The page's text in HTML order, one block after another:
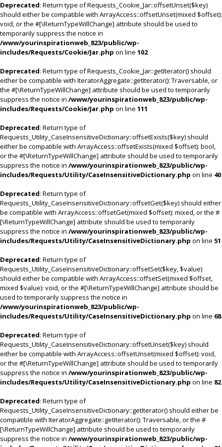
Deprecated: Return type of Requests_Cookie_Jar::offsetUnset($key)
should either be compatible with ArrayAccess::offsetUnset(mixed $offset):
void, or the #[\ReturnTypeWillChange] attribute should be used to
temporarily suppress the notice in
/www/yourinspirationweb_823/public/wp-
includes/Requests/Cookie/Jar.php on line 102
Deprecated: Return type of Requests_Cookie_Jar::getIterator() should
either be compatible with IteratorAggregate::getIterator(): Traversable, or
the #[\ReturnTypeWillChange] attribute should be used to temporarily
suppress the notice in /www/yourinspirationweb_823/public/wp-
includes/Requests/Cookie/Jar.php on line 111
Deprecated: Return type of
Requests_Utility_CaseInsensitiveDictionary::offsetExists($key) should
either be compatible with ArrayAccess::offsetExists(mixed $offset): bool,
or the #[\ReturnTypeWillChange] attribute should be used to temporarily
suppress the notice in /www/yourinspirationweb_823/public/wp-
includes/Requests/Utility/CaseInsensitiveDictionary.php on line 40
Deprecated: Return type of
Requests_Utility_CaseInsensitiveDictionary::offsetGet($key) should either
be compatible with ArrayAccess::offsetGet(mixed $offset): mixed, or the #
[\ReturnTypeWillChange] attribute should be used to temporarily
suppress the notice in /www/yourinspirationweb_823/public/wp-
includes/Requests/Utility/CaseInsensitiveDictionary.php on line 51
Deprecated: Return type of
Requests_Utility_CaseInsensitiveDictionary::offsetSet($key, $value)
should either be compatible with ArrayAccess::offsetSet(mixed $offset,
mixed $value): void, or the #[\ReturnTypeWillChange] attribute should be
used to temporarily suppress the notice in
/www/yourinspirationweb_823/public/wp-
includes/Requests/Utility/CaseInsensitiveDictionary.php on line 68
Deprecated: Return type of
Requests_Utility_CaseInsensitiveDictionary::offsetUnset($key) should
either be compatible with ArrayAccess::offsetUnset(mixed $offset): void,
or the #[\ReturnTypeWillChange] attribute should be used to temporarily
suppress the notice in /www/yourinspirationweb_823/public/wp-
includes/Requests/Utility/CaseInsensitiveDictionary.php on line 82
Deprecated: Return type of
Requests_Utility_CaseInsensitiveDictionary::getIterator() should either be
compatible with IteratorAggregate::getIterator(): Traversable, or the #
[\ReturnTypeWillChange] attribute should be used to temporarily
suppress the notice in /www/yourinspirationweb_823/public/wp-